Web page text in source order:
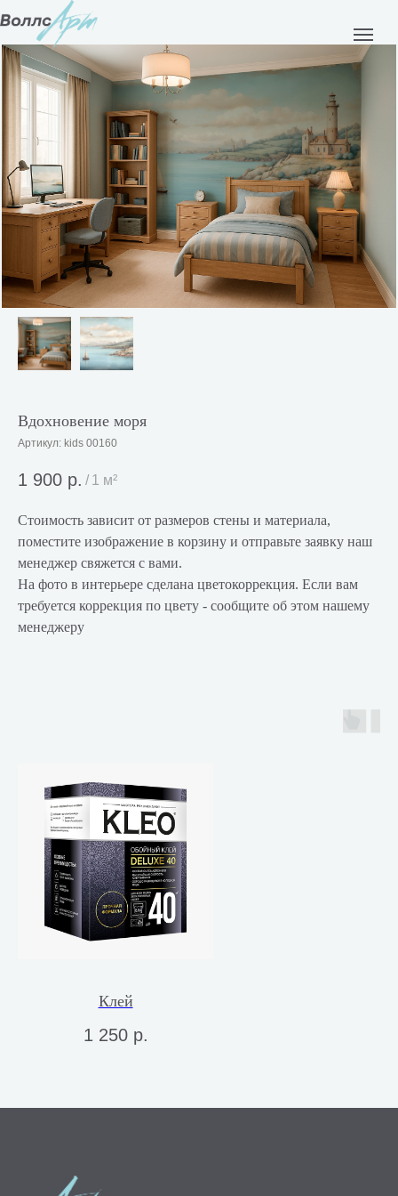
Вдохновение моря
Артикул: kids 00160
1 900 р. / 1 м²
Стоимость зависит от размеров стены и материала,
поместите изображение в корзину и отправьте заявку наш
менеджер свяжется с вами.
На фото в интерьере сделана цветокоррекция. Если вам
требуется коррекция по цвету - сообщите об этом нашему
менеджеру
Клей
1 250 р.